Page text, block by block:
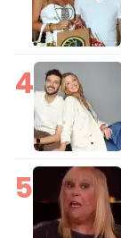
4
5